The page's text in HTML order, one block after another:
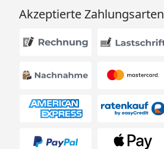
Akzeptierte Zahlungsarten